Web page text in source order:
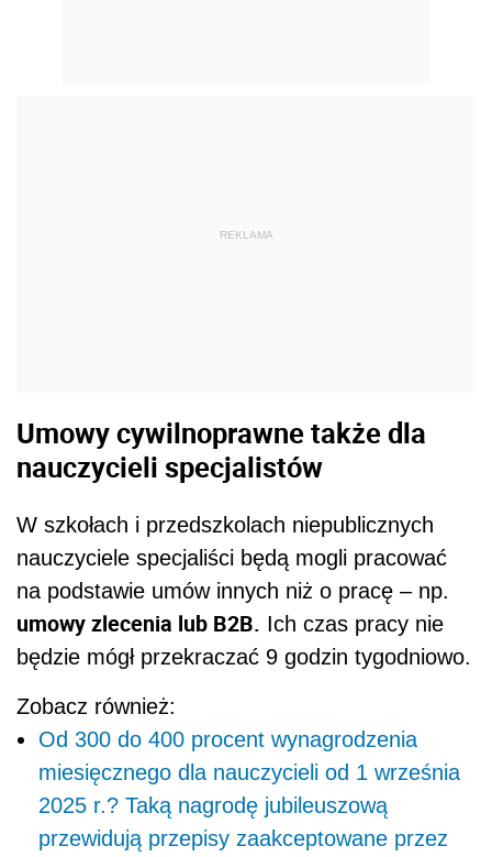
REKLAMA
Umowy cywilnoprawne także dla
nauczycieli specjalistów
W szkołach i przedszkolach niepublicznych
nauczyciele specjaliści będą mogli pracować
na podstawie umów innych niż o pracę – np.
umowy zlecenia lub B2B. Ich czas pracy nie
będzie mógł przekraczać 9 godzin tygodniowo.
Zobacz również:
Od 300 do 400 procent wynagrodzenia
miesięcznego dla nauczycieli od 1 września
2025 r.? Taką nagrodę jubileuszową
przewidują przepisy zaakceptowane przez